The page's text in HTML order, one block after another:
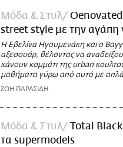
Μόδα & Στυλ
street style με την αγάπη
Η Εβελίνα Ηγουμενάκη και ο
αξεσουάρ, θέλοντας να
κάνουν κομμάτι της urban
μαθήματα γύρω από αυτό με απλά
ΖΩΗ ΠΑΡΑΣΙΔΗ
Μόδα & Στυλ
Total
τα supermodels